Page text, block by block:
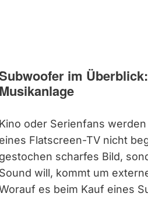
im
Musikanlage
Kino oder Serienfans
eines Flatscreen-TV nicht
gestochen scharfes Bild,
Sound will, kommt um
es beim Kauf eines